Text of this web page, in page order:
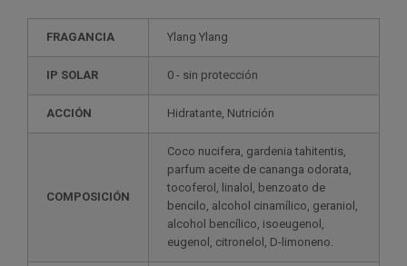
FRAGANCIA Ylang Ylang
IP SOLAR 0 - sin protección
ACCIÓN Hidratante, Nutrición
COMPOSICIÓN
Coco nucifera, gardenia tahitentis,
parfum aceite de cananga odorata,
tocoferol, linalol, benzoato de
bencilo, alcohol cinamílico, geraniol,
alcohol bencílico, isoeugenol,
eugenol, citronelol, D-limoneno.